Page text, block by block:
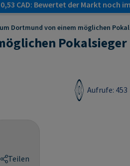
CAD: Bewertet der Markt noch
Dortmund von einem möglichen
Pokalsieger
Aufrufe: 453
Teilen